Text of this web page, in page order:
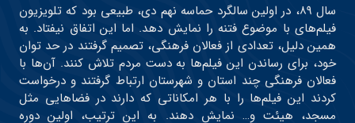
سال ۸۹، در اولین سالگرد حماسه نهم دی، طبیعی بود که تلویزیون
فیلم‌های با موضوع فتنه را نمایش دهد. اما این اتفاق نیفتاد. به
همین دلیل، تعدادی از فعالان فرهنگی، تصمیم گرفتند در حد توان
خود، برای رساندن این فیلم‌ها به دست مردم تلاش کنند. آن‌ها با
فعالان فرهنگی چند استان و شهرستان ارتباط گرفتند و درخواست
کردند این فیلم‌ها را با هر امکاناتی که دارند در فضاهایی مثل
مسجد، هیئت و… نمایش دهند. به این ترتیب، اولین دوره